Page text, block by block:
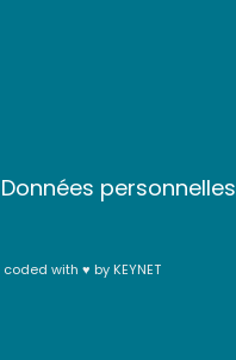
Données personnelles
coded with ♥ by KEYNET